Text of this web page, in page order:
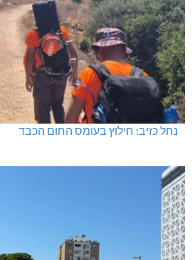
נחל כזיב: חילוץ בעומס החום הכבד